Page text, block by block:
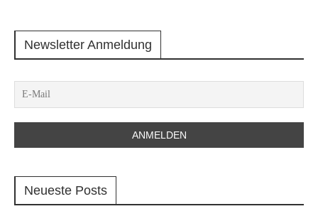
Newsletter Anmeldung
Neueste Posts